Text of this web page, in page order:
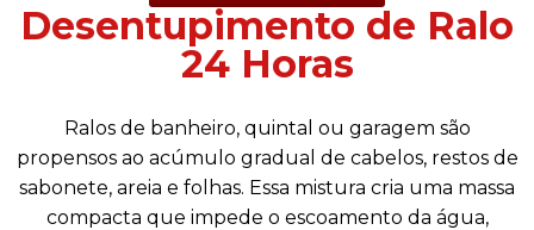
Desentupimento de Ralo
24 Horas
Ralos de banheiro, quintal ou garagem são
propensos ao acúmulo gradual de cabelos, restos de
sabonete, areia e folhas. Essa mistura cria uma massa
compacta que impede o escoamento da água,